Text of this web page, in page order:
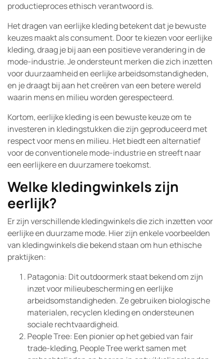
productieproces ethisch verantwoord is.
Het dragen van eerlijke kleding betekent dat je bewuste
keuzes maakt als consument. Door te kiezen voor eerlijke
kleding, draag je bij aan een positieve verandering in de
mode-industrie. Je ondersteunt merken die zich inzetten
voor duurzaamheid en eerlijke arbeidsomstandigheden,
en je draagt bij aan het creëren van een betere wereld
waarin mens en milieu worden gerespecteerd.
Kortom, eerlijke kleding is een bewuste keuze om te
investeren in kledingstukken die zijn geproduceerd met
respect voor mens en milieu. Het biedt een alternatief
voor de conventionele mode-industrie en streeft naar
een eerlijkere en duurzamere toekomst.
Welke kledingwinkels zijn
eerlijk?
Er zijn verschillende kledingwinkels die zich inzetten voor
eerlijke en duurzame mode. Hier zijn enkele voorbeelden
van kledingwinkels die bekend staan om hun ethische
praktijken:
Patagonia: Dit outdoormerk staat bekend om zijn
inzet voor milieubescherming en eerlijke
arbeidsomstandigheden. Ze gebruiken biologische
materialen, recyclen kleding en ondersteunen
sociale rechtvaardigheid.
People Tree: Een pionier op het gebied van fair
trade-kleding, People Tree werkt samen met